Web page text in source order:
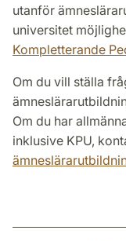
utanför
universitet
Kompletterande
Om du vill ställa
Om du har
inklusive KPU,